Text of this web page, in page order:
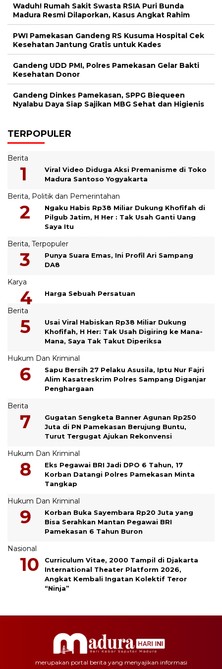
Waduh! Rumah Sakit Swasta RSIA Puri Bunda
Madura Resmi Dilaporkan, Kasus Angkat Rahim
PWI Pamekasan Gandeng RS Kusuma Hospital Cek
Kesehatan Jantung Gratis untuk Kades
Gandeng UDD PMI, Polres Pamekasan Gelar Bakti
Kesehatan Donor
Gandeng Dinkes Pamekasan, SPPG Biequeen
Nyalabu Daya Siap Sajikan MBG Sehat dan Higienis
TERPOPULER
Berita
Viral Video Diduga Aksi Premanisme di Toko
Madura Santoso Yogyakarta
Berita, Politik dan Pemerintahan
Ngaku Habis Rp38 Miliar Dukung Khofifah di
Pilgub Jatim, H Her : Tak Usah Ganti Uang
Saya Itu
Berita, Terpopuler
Punya Suara Emas, Ini Profil Ari Sampang
DA8
Karya
Harga Sebuah Persatuan
Berita
Usai Viral Habiskan Rp38 Miliar Dukung
Khofifah, H Her: Tak Usah Digiring ke Mana-
Mana, Saya Tak Takut Diperiksa
Hukum Dan Kriminal
Sapu Bersih 27 Pelaku Asusila, Iptu Nur Fajri
Alim Kasatreskrim Polres Sampang Diganjar
Penghargaan
Berita
Gugatan Sengketa Banner Agunan Rp250
Juta di PN Pamekasan Berujung Buntu,
Turut Tergugat Ajukan Rekonvensi
Hukum Dan Kriminal
Eks Pegawai BRI Jadi DPO 6 Tahun, 17
Korban Datangi Polres Pamekasan Minta
Tangkap
Hukum Dan Kriminal
Korban Buka Sayembara Rp20 Juta yang
Bisa Serahkan Mantan Pegawai BRI
Pamekasan 6 Tahun Buron
Nasional
Curriculum Vitae, 2000 Tampil di Djakarta
International Theater Platform 2026,
Angkat Kembali Ingatan Kolektif Teror
“Ninja”
merupakan portal berita yang menyajikan informasi